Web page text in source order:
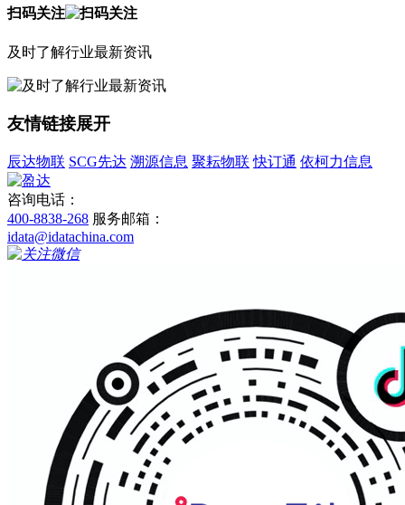
扫码关注
及时了解行业最新资讯
友情链接展开
辰达物联 SCG先达 溯源信息 聚耘物联 快订通 依柯力信息
咨询电话：
400-8838-268 服务邮箱：
idata@idatachina.com